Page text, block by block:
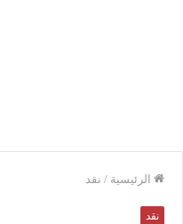
الرئيسية / نقد
نقد